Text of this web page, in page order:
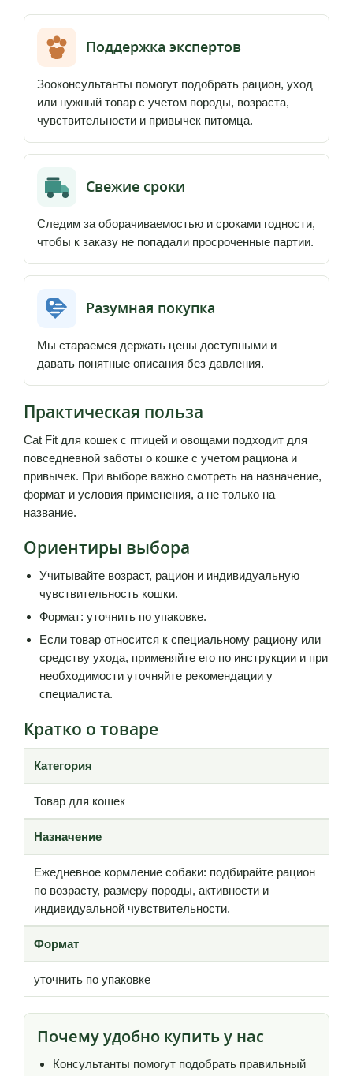
Поддержка экспертов
Зооконсультанты помогут подобрать рацион, уход
или нужный товар с учетом породы, возраста,
чувствительности и привычек питомца.
Свежие сроки
Следим за оборачиваемостью и сроками годности,
чтобы к заказу не попадали просроченные партии.
Разумная покупка
Мы стараемся держать цены доступными и
давать понятные описания без давления.
Практическая польза
Cat Fit для кошек с птицей и овощами подходит для
повседневной заботы о кошке с учетом рациона и
привычек. При выборе важно смотреть на назначение,
формат и условия применения, а не только на
название.
Ориентиры выбора
Учитывайте возраст, рацион и индивидуальную
чувствительность кошки.
Формат: уточнить по упаковке.
Если товар относится к специальному рациону или
средству ухода, применяйте его по инструкции и при
необходимости уточняйте рекомендации у
специалиста.
Кратко о товаре
Категория
Товар для кошек
Назначение
Ежедневное кормление собаки: подбирайте рацион
по возрасту, размеру породы, активности и
индивидуальной чувствительности.
Формат
уточнить по упаковке
Почему удобно купить у нас
Консультанты помогут подобрать правильный